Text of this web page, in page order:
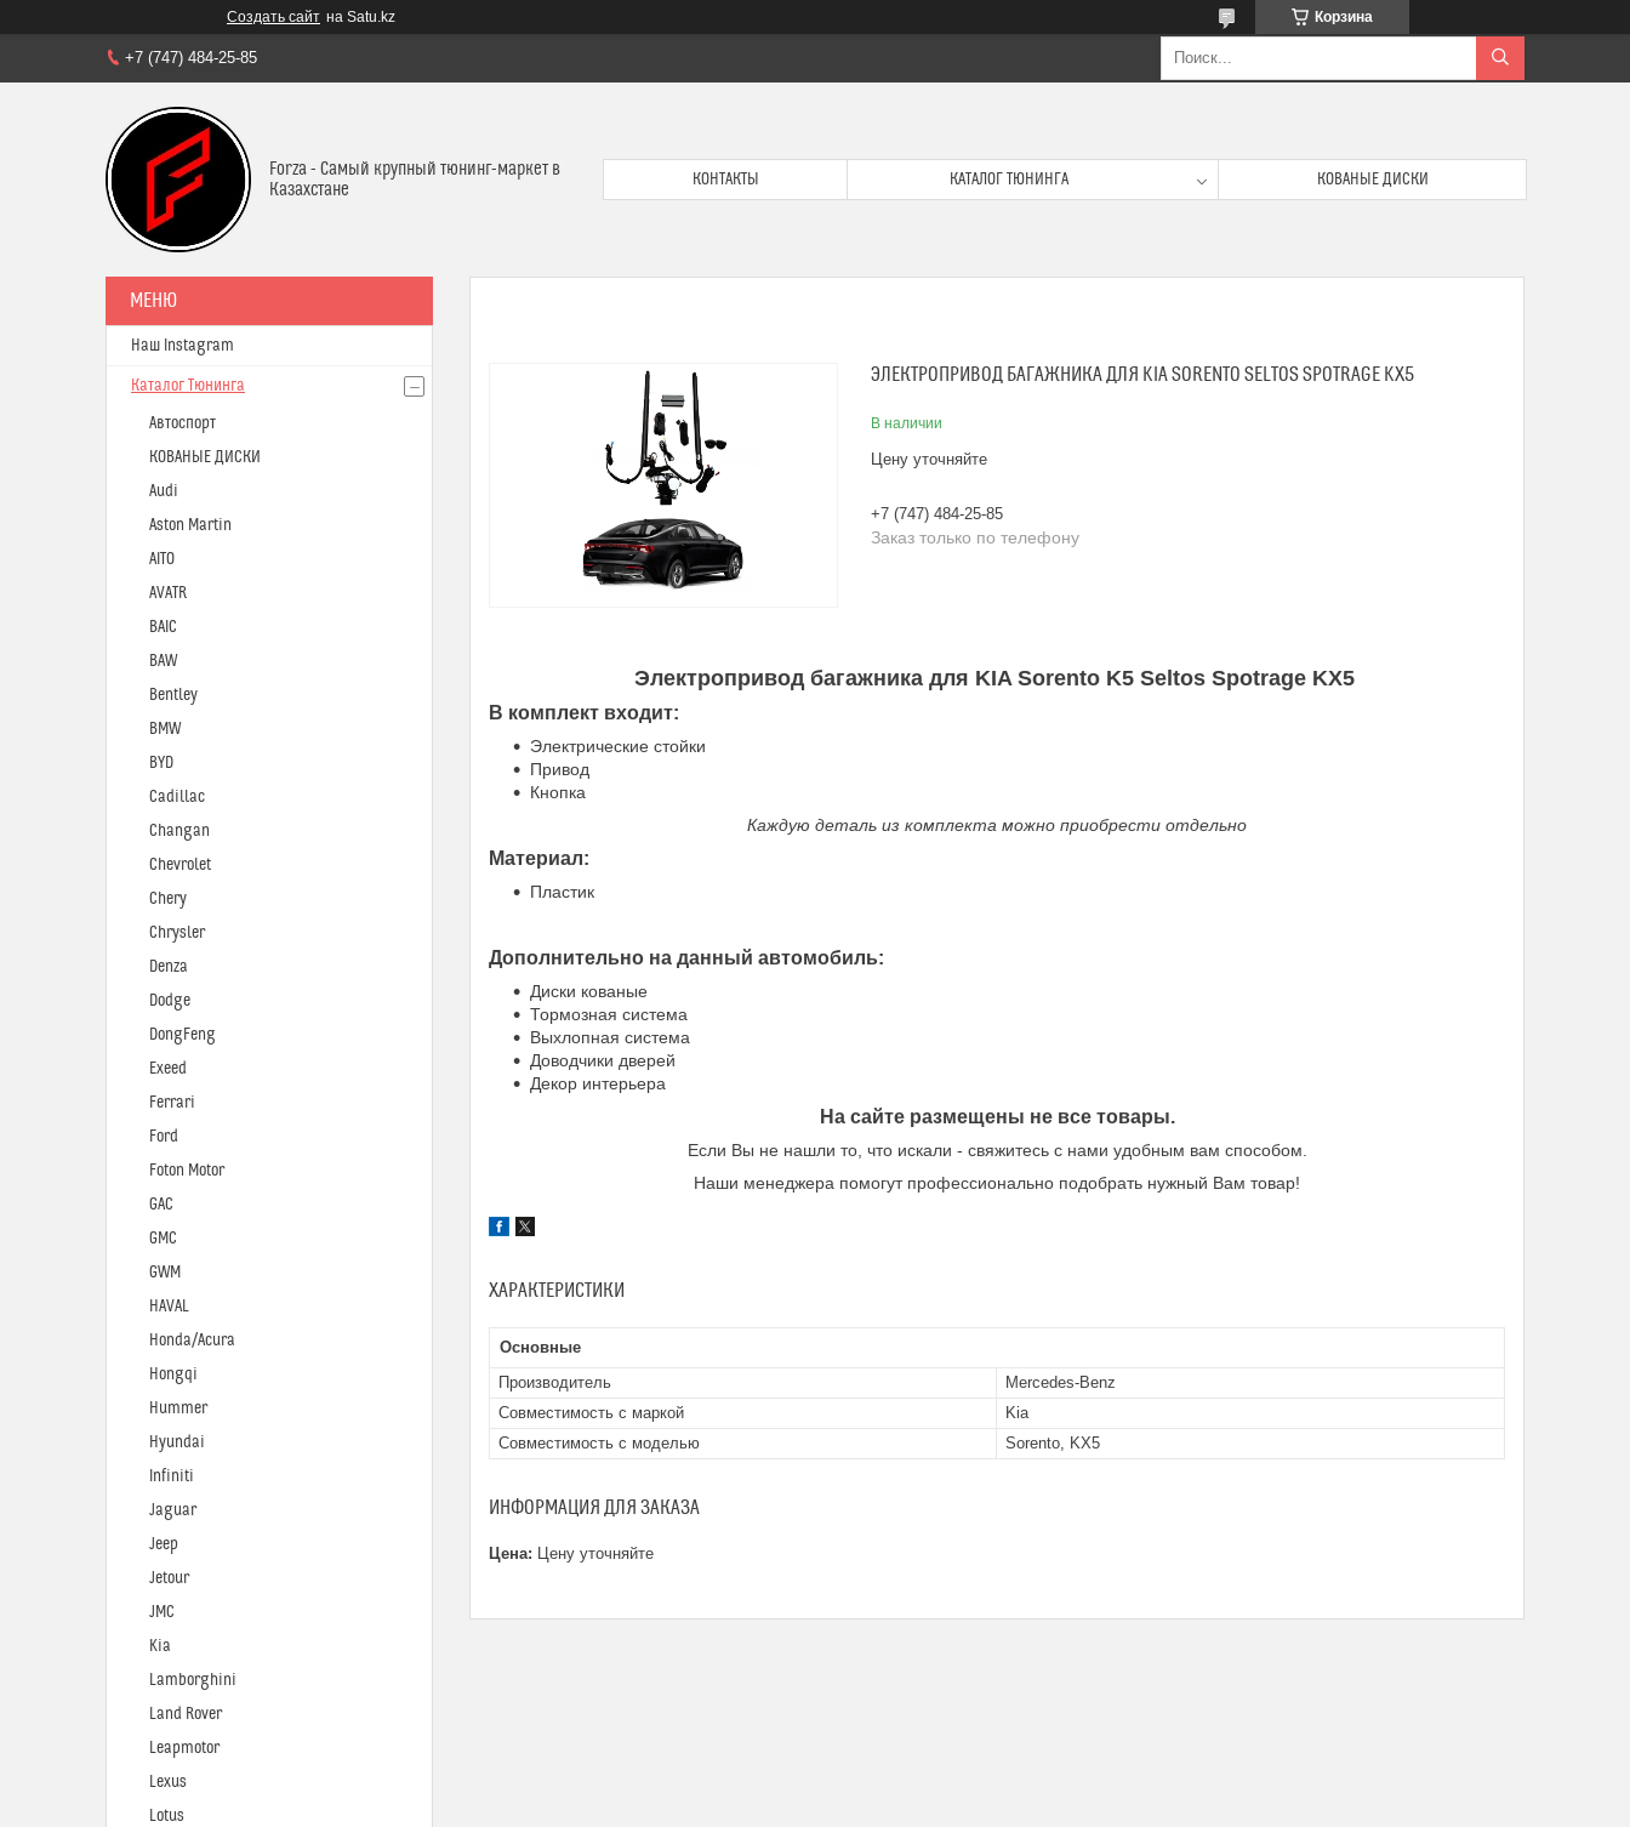
Создать сайт на Satu.kz Корзина
+7 (747) 484-25-85
Forza - Самый крупный тюнинг-маркет в
Казахстане
КОНТАКТЫ КАТАЛОГ ТЮНИНГА КОВАНЫЕ ДИСКИ
ЭЛЕКТРОПРИВОД БАГАЖНИКА ДЛЯ KIA SORENTO SELTOS SPOTRAGE KX5
В наличии
Цену уточняйте
+7 (747) 484-25-85
Заказ только по телефону
Электропривод багажника для KIA Sorento K5 Seltos Spotrage KX5
В комплект входит:
Электрические стойки
Привод
Кнопка
Каждую деталь из комплекта можно приобрести отдельно
Материал:
Пластик
Дополнительно на данный автомобиль:
Диски кованые
Тормозная система
Выхлопная система
Доводчики дверей
Декор интерьера
На сайте размещены не все товары.
Если Вы не нашли то, что искали - свяжитесь с нами удобным вам способом.
Наши менеджера помогут профессионально подобрать нужный Вам товар!
ХАРАКТЕРИСТИКИ
Основные
Производитель
Mercedes-Benz
Совместимость с маркой
Kia
Совместимость с моделью
Sorento, KX5
ИНФОРМАЦИЯ ДЛЯ ЗАКАЗА
Цена: Цену уточняйте
Наш Instagram
Каталог Тюнинга
Автоспорт
КОВАНЫЕ ДИСКИ
Audi
Aston Martin
AITO
AVATR
BAIC
BAW
Bentley
BMW
BYD
Cadillac
Changan
Chevrolet
Chery
Chrysler
Denza
Dodge
DongFeng
Exeed
Ferrari
Ford
Foton Motor
GAC
GMC
GWM
HAVAL
Honda/Acura
Hongqi
Hummer
Hyundai
Infiniti
Jaguar
Jeep
Jetour
JMC
Kia
Lamborghini
Land Rover
Leapmotor
Lexus
Lotus